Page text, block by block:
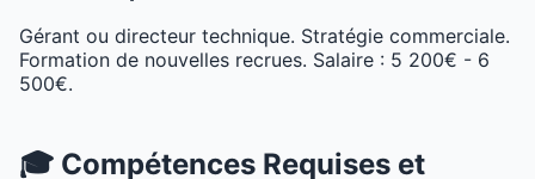
Gérant ou directeur technique. Stratégie commerciale.
Formation de nouvelles recrues. Salaire : 5 200€ - 6
500€.
🎓 Compétences Requises et